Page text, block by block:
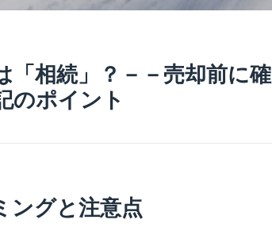
「相続」？－－売却前に確
のポイント
ングと注意点